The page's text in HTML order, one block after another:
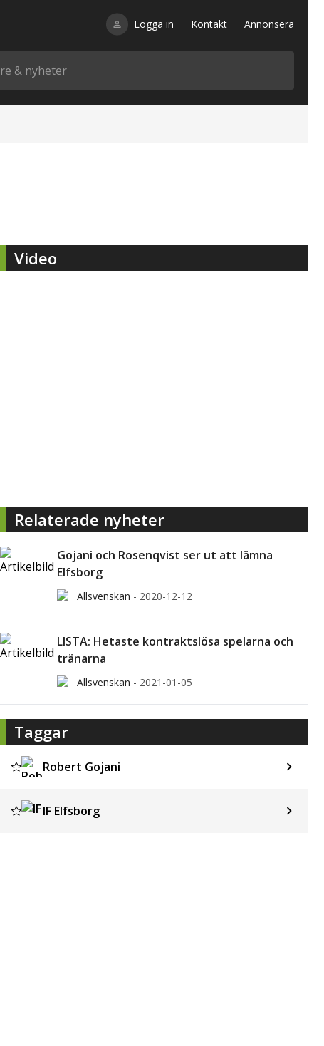
Logga in Kontakt Annonsera
Video
Relaterade nyheter
Gojani och Rosenqvist ser ut att lämna
Elfsborg
Allsvenskan - 2020-12-12
LISTA: Hetaste kontraktslösa spelarna och
tränarna
Allsvenskan - 2021-01-05
Taggar
Robert Gojani
IF Elfsborg